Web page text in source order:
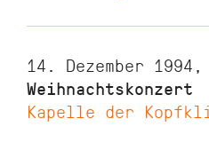
14. Dezember
Weihnachtskonzert
Kapelle der